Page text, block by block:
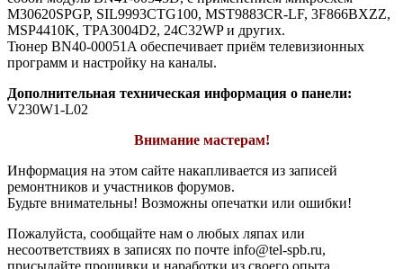
M30620SPGP, SIL9993CTG100, MST9883CR-LF, 3F866BXZZ,
MSP4410K, TPA3004D2, 24C32WP и других.
Тюнер BN40-00051A обеспечивает приём телевизионных
программ и настройку на каналы.
Дополнительная техническая информация о панели:
V230W1-L02
Внимание мастерам!
Информация на этом сайте накапливается из записей
ремонтников и участников форумов.
Будьте внимательны! Возможны опечатки или ошибки!
Пожалуйста, сообщайте нам о любых ляпах или
несоответствиях в записях по почте info@tel-spb.ru,